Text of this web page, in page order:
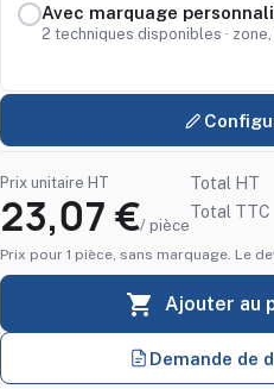
Avec marquage
2 techniques disponibles ·
Prix unitaire HT
23,07 €/ pièce
Total HT
Total TTC
Prix pour 1 pièce, sans marquage. Le
 Ajouter au
Demande de